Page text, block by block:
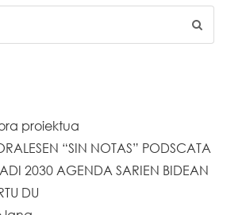
proiektua
“SIN NOTAS” PODSCATA
2030 AGENDA SARIEN BIDEAN
DU